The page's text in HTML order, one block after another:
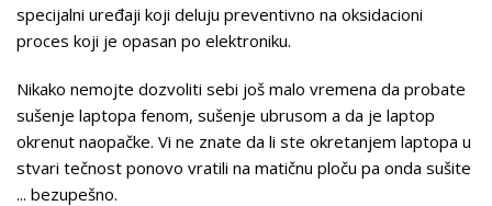
specijalni uređaji koji deluju preventivno na oksidacioni
proces koji je opasan po elektroniku.
Nikako nemojte dozvoliti sebi još malo vremena da probate
sušenje laptopa fenom, sušenje ubrusom a da je laptop
okrenut naopačke. Vi ne znate da li ste okretanjem laptopa u
stvari tečnost ponovo vratili na matičnu ploču pa onda sušite
... bezupešno.